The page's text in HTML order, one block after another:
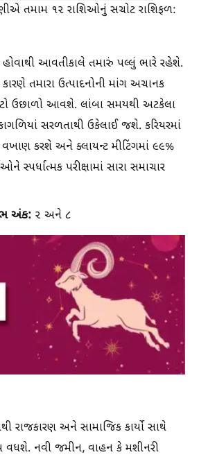
તમામ ૧૨ રાશિઓનું સચોટ રાશિફળ:
હોવાથી આવતીકાલે તમારું પલ્લું ભારે રહેશે.
કારણે તમારા ઉત્પાદનોની માંગ અચાનક
ઉછાળો આવશે. લાંબા સમયથી અટકેલા
કાગળિયાં સરળતાથી ઉકેલાઈ જશે. કરિયરમાં
વખાણ કરશે અને ક્લાયન્ટ મીટિંગમાં ૯૯%
સ્પર્ધાત્મક પરીક્ષામાં સારા સમાચાર
અંક: ૨ અને ૮
રાજકારણ અને સામાજિક કાર્યો સાથે
વધશે. નવી જમીન, વાહન કે મશીનરી